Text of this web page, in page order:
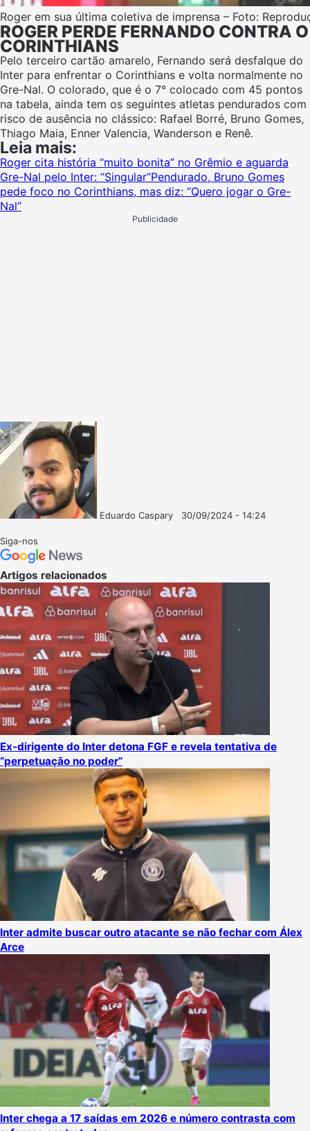
Roger em sua última coletiva de imprensa – Foto:
ROGER PERDE FERNANDO CONTRA O
CORINTHIANS
Pelo terceiro cartão amarelo, Fernando será desfalque do
Inter para enfrentar o Corinthians e volta normalmente no
Gre-Nal. O colorado, que é o 7° colocado com 45 pontos
na tabela, ainda tem os seguintes atletas pendurados com
risco de ausência no clássico: Rafael Borré, Bruno Gomes,
Thiago Maia, Enner Valencia, Wanderson e Renê.
Leia mais:
Roger cita história “muito bonita” no Grêmio e aguarda
Gre-Nal pelo Inter: “Singular”Pendurado, Bruno Gomes
pede foco no Corinthians, mas diz: “Quero jogar o Gre-
Nal”
Publicidade
Eduardo Caspary
30/09/2024 - 14:24
Siga-nos
Artigos relacionados
Ex-dirigente do Inter detona FGF e revela tentativa de
“perpetuação no poder”
Inter admite buscar outro atacante se não fechar com Álex
Arce
Inter chega a 17 saídas em 2026 e número contrasta com